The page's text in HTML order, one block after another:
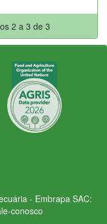
2 a 3 de 3
- Embrapa SAC:
conosco